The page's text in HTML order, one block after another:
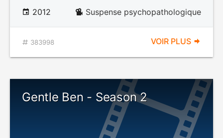
2012 Suspense psychopathologique
383998 VOIR PLUS
Gentle Ben - Season 2